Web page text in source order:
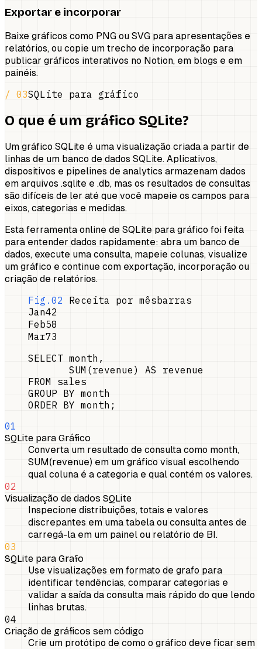
Exportar e incorporar
Baixe gráficos como PNG ou SVG para apresentações e
relatórios, ou copie um trecho de incorporação para
publicar gráficos interativos no Notion, em blogs e em
painéis.
/ 03SQLite para gráfico
O que é um gráfico SQLite?
Um gráfico SQLite é uma visualização criada a partir de
linhas de um banco de dados SQLite. Aplicativos,
dispositivos e pipelines de analytics armazenam dados
em arquivos .sqlite e .db, mas os resultados de consultas
são difíceis de ler até que você mapeie os campos para
eixos, categorias e medidas.
Esta ferramenta online de SQLite para gráfico foi feita
para entender dados rapidamente: abra um banco de
dados, execute uma consulta, mapeie colunas, visualize
um gráfico e continue com exportação, incorporação ou
criação de relatórios.
Fig.02 Receita por mês barras
Jan42
Feb58
Mar73
SELECT month,
       SUM(revenue) AS revenue
FROM sales
GROUP BY month
ORDER BY month;
01
SQLite para Gráfico
Converta um resultado de consulta como month,
SUM(revenue) em um gráfico visual escolhendo
qual coluna é a categoria e qual contém os valores.
02
Visualização de dados SQLite
Inspecione distribuições, totais e valores
discrepantes em uma tabela ou consulta antes de
carregá-la em um painel ou relatório de BI.
03
SQLite para Grafo
Use visualizações em formato de grafo para
identificar tendências, comparar categorias e
validar a saída da consulta mais rápido do que lendo
linhas brutas.
04
Criação de gráficos sem código
Crie um protótipo de como o gráfico deve ficar sem